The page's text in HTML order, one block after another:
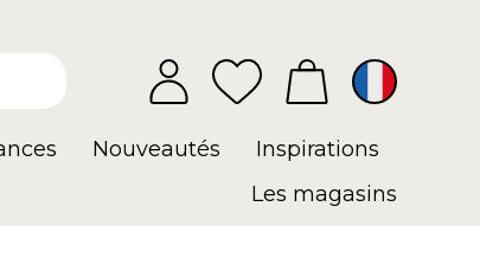
Nouveautés
Inspirations
Les magasins